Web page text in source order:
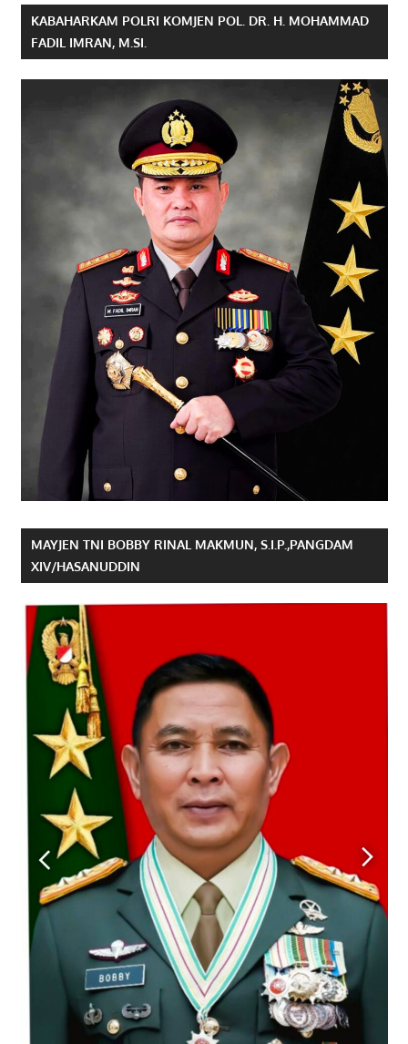
KABAHARKAM POLRI KOMJEN POL. DR. H. MOHAMMAD
FADIL IMRAN, M.SI.
MAYJEN TNI BOBBY RINAL MAKMUN, S.I.P.,PANGDAM
XIV/HASANUDDIN